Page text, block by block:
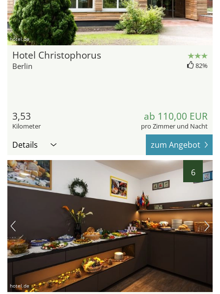
hotel.de
Hotel Christophorus
Berlin 82%
3,53
Kilometer
ab 110,00 EUR
pro Zimmer und Nacht
Details zum Angebot
6
hotel.de